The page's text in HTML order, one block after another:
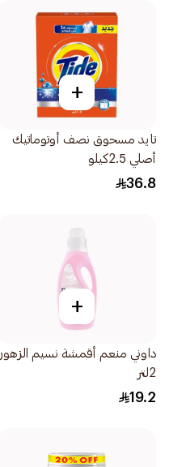
+
تايد مسحوق نصف أوتوماتيك
أصلي 2.5كيلو
36.8
+
داوني منعم أقمشة نسيم الزهور
2لتر
19.2